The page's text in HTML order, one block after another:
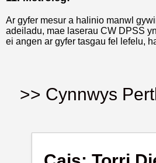
Ar gyfer mesur a halinio manwl
adeiladu, mae laserau CW DPSS
ei angen ar gyfer tasgau fel lefelu,
>> Cynnwys